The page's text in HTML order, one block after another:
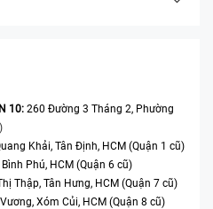
10: 260 Đường 3 Tháng 2, Phường
Khải, Tân Định, HCM (Quận 1 cũ)
Phú, HCM (Quận 6 cũ)
Thập, Tân Hưng, HCM (Quận 7 cũ)
Xóm Củi, HCM (Quận 8 cũ)